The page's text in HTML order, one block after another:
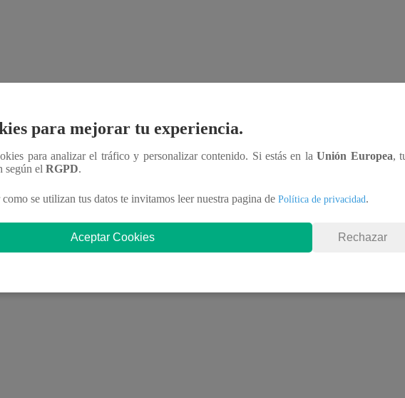
para mejorar tu experiencia.
para analizar el tráfico y personalizar contenido. Si estás en laUnión Europea,
según el RGPD.
se utilizan tus datos te invitamos leer nuestra pagina de Política de privacidad.
Aceptar Cookies Rechazar